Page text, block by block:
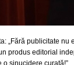
„Fără publicitate nu
produs editorial
o sinucidere curată!”